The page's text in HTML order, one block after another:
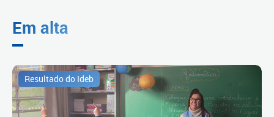
Em alta
Resultado do Ideb